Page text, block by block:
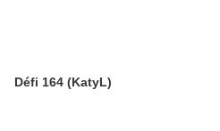
Défi 164 (KatyL)